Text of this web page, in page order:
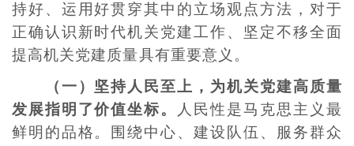
持好、运用好贯穿其中的立场观点方法，对于
正确认识新时代机关党建工作、坚定不移全面
提高机关党建质量具有重要意义。
（一）坚持人民至上，为机关党建高质量
发展指明了价值坐标。
人民性是马克思主义最
鲜明的品格。围绕中心、建设队伍、服务群众